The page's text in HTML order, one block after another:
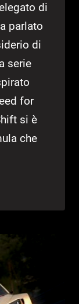
di
parlato
di
serie
for
si è
che